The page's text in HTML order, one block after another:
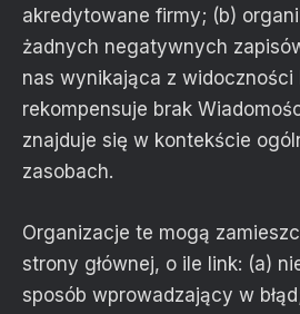
akredytowane firmy; (b)
żadnych negatywnych
nas wynikająca z widoczności
rekompensuje brak
znajduje się w kontekście
zasobach.
Organizacje te mogą
strony głównej, o ile link: (a)
sposób wprowadzający w